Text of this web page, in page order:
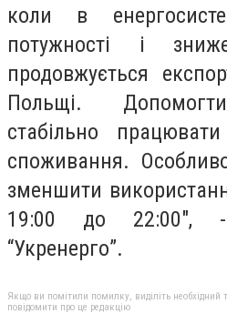
коли в
потужності і
продовжується
Польщі.
стабільно
споживання.
зменшити
19:00 до 22:00",
“Укренерго”.
Якщо ви помітили помилку, виділіть необхідний
повідомити про це редакцію